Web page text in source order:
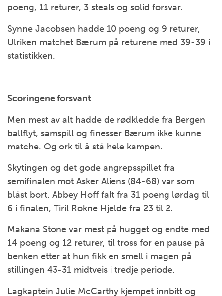
poeng, 11 returer, 3 steals og solid forsvar.
Synne Jacobsen hadde 10 poeng og 9 returer,
Ulriken matchet Bærum på returene med 39-39 i
statistikken.
Scoringene forsvant
Men mest av alt hadde de rødkledde fra Bergen
ballflyt, samspill og finesser Bærum ikke kunne
matche. Og ork til å stå hele kampen.
Skytingen og det gode angrepsspillet fra
semifinalen mot Asker Aliens (84-68) var som
blåst bort. Abbey Hoff falt fra 31 poeng lørdag til
6 i finalen, Tiril Rokne Hjelde fra 23 til 2.
Makana Stone var mest på hugget og endte med
14 poeng og 12 returer, til tross for en pause på
benken etter at hun fikk en smell i magen på
stillingen 43-31 midtveis i tredje periode.
Lagkaptein Julie McCarthy kjempet innbitt og